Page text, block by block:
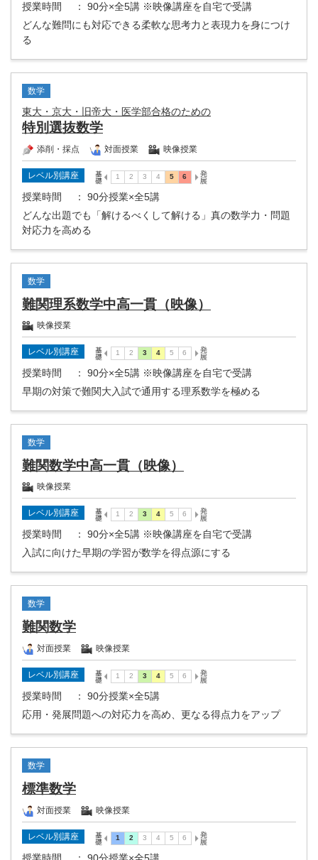
授業時間
： 90分×全5講 ※映像講座を自宅で受講
どんな難問にも対応できる柔軟な思考力と表現力を身につけ
る
数学
東大・京大・旧帝大・医学部合格のための
特別選抜数学
添削・採点 対面授業 映像授業
レベル別講座
授業時間
： 90分授業×全5講
どんな出題でも「解けるべくして解ける」真の数学力・問題
対応力を高める
数学
難関理系数学中高一貫（映像）
映像授業
レベル別講座
授業時間
： 90分×全5講 ※映像講座を自宅で受講
早期の対策で難関大入試で通用する理系数学を極める
数学
難関数学中高一貫（映像）
映像授業
レベル別講座
授業時間
： 90分×全5講 ※映像講座を自宅で受講
入試に向けた早期の学習が数学を得点源にする
数学
難関数学
対面授業 映像授業
レベル別講座
授業時間
： 90分授業×全5講
応用・発展問題への対応力を高め、更なる得点力をアップ
数学
標準数学
対面授業 映像授業
レベル別講座